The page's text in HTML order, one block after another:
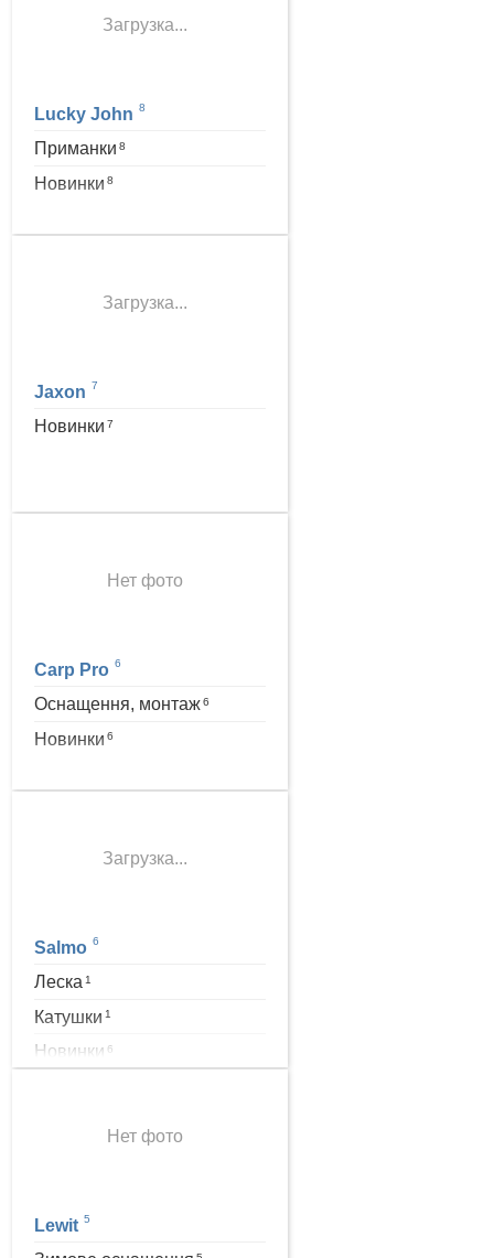
Загрузка...
Lucky John 8
Приманки 8
Новинки 8
Загрузка...
Jaxon 7
Новинки 7
Нет фото
Carp Pro 6
Оснащення, монтаж6
Новинки 6
Загрузка...
Salmo 6
Леска 1
Катушки 1
Новинки 6
Нет фото
Lewit 5